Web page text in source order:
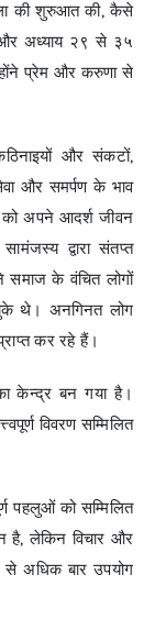
की शुरुआत की, कैसे
और अध्याय २९ से ३५
प्रेम और करुणा से
और संकटों,
सेवा और समर्पण के भाव
को अपने आदर्श जीवन
द्वारा संतप्त
समाज के वंचित लोगों
थे। अनगिनत लोग
कर रहे हैं।
केन्द्र बन गया है।
विवरण सम्मिलित
पहलुओं को सम्मिलित
है, लेकिन विचार और
अधिक बार उपयोग